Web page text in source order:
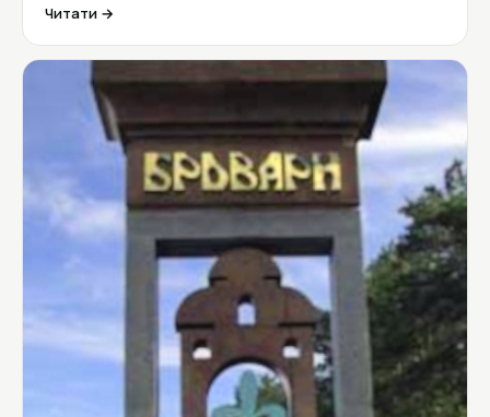
Читати →